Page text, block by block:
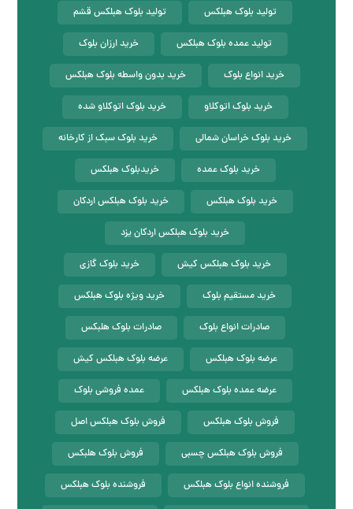
تولید بلوک هبلکس تولید بلوک هبلکس قشم
تولید عمده بلوک هبلکس خرید ارزان بلوک
خرید انواع بلوک خرید بدون واسطه بلوک هبلکس
خرید بلوک اتوکلاو خرید بلوک اتوکلاو شده
خرید بلوک خراسان شمالی خرید بلوک سبک از کارخانه
خرید بلوک عمده خریدبلوک هبلکس
خرید بلوک هبلکس خرید بلوک هبلکس اردکان
خرید بلوک هبلکس اردکان یزد
خرید بلوک هبلکس کیش خرید بلوک گازی
خرید مستقیم بلوک خرید ویژه بلوک هبلکس
صادرات انواع بلوک صادرات بلوک هلبکس
عرضه بلوک هبلکس عرضه بلوک هبلکس کیش
عرضه عمده بلوک هبلکس عمده فروشی بلوک
فروش بلوک هبلکس فروش بلوک هبلکس اصل
فروش بلوک هبلکس چسبی فروش بلوک هلبکس
فروشنده انواع بلوک هبلکس فروشنده بلوک هبلکس